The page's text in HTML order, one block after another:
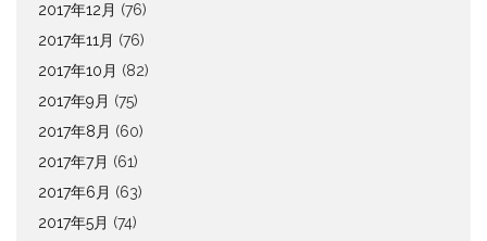
2017年12月 (76)
2017年11月 (76)
2017年10月 (82)
2017年9月 (75)
2017年8月 (60)
2017年7月 (61)
2017年6月 (63)
2017年5月 (74)